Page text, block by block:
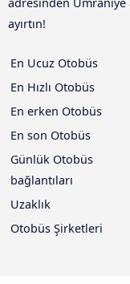
ayırtın!
En Ucuz Otobüs
En Hızlı Otobüs
En erken Otobüs
En son Otobüs
Günlük Otobüs
bağlantıları
Uzaklık
Otobüs Şirketleri